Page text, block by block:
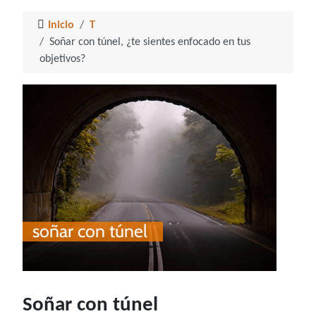
Inicio
T
Soñar con túnel, ¿te sientes enfocado en tus
objetivos?
Soñar con túnel